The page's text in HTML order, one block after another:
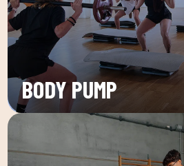
BODY PUMP